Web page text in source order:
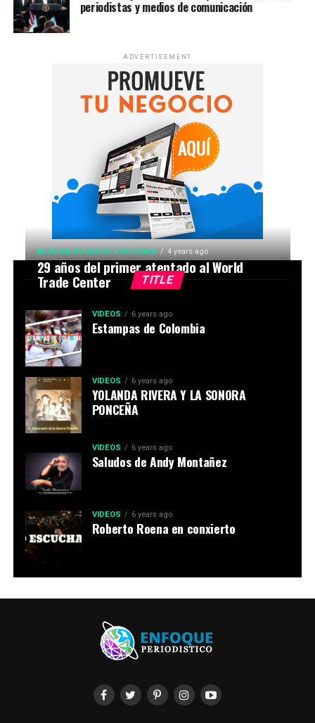
periodistas y medios de comunicación
ADVERTISEMENT
TITLE
BLOG DE SUCESOS Y NOTICIAS 4 years ago
29 años del primer atentado al World
Trade Center
VIDEOS 6 years ago
Estampas de Colombia
VIDEOS 6 years ago
YOLANDA RIVERA Y LA SONORA
PONCEÑA
VIDEOS 6 years ago
Saludos de Andy Montañez
VIDEOS 6 years ago
Roberto Roena en conxierto